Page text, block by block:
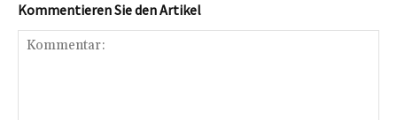
Kommentieren Sie den Artikel